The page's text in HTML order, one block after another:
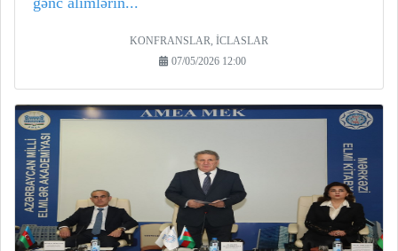
KONFRANSLAR, İCLASLAR
07/05/2026 12:00